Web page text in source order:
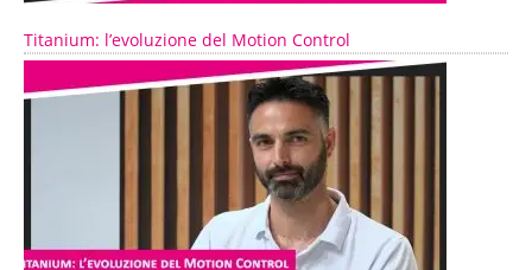
Titanium: l’evoluzione del Motion Control